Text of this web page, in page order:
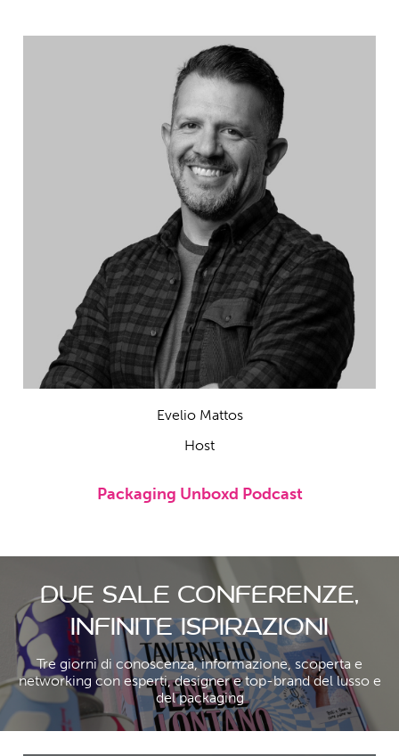
Evelio Mattos
Host
Packaging Unboxd Podcast
DUE SALE CONFERENZE,
INFINITE ISPIRAZIONI
Tre giorni di conoscenza, informazione, scoperta e
networking con esperti, designer e top-brand del lusso e
del packaging